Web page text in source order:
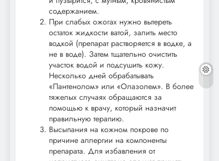
содержанием.
При слабых ожогах нужно вытереть
остаток жидкости ватой, залить место
водкой (препарат растворяется в водке, а
не в воде). Затем тщательно очистить
участок водой и подсушить кожу.
Несколько дней обрабатывать
«Пантенолом» или «Олазолем». В более
тяжелых случаях обращаются за
помощью к врачу, который назначит
правильную терапию.
Высыпания на кожном покрове по
причине аллергии на компоненты
препарата. Для избавления от